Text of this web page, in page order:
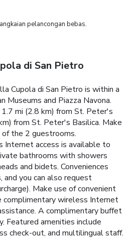
pelancongan bebas.
di San Pietro
Cupola di San Pietro is within a
Museums and Piazza Navona.
mi (2.8 km) from St. Peter's
from St. Peter's Basilica. Make
the 2 guestrooms.
Internet access is available to
bathrooms with showers
and bidets. Conveniences
and you can also request
Make use of convenient
complimentary wireless Internet
A complimentary buffet
Featured amenities include
check-out, and multilingual staff.